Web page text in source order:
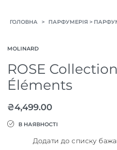
ГОЛОВНА > ПАРФУМЕРІЯ >
MOLINARD
ROSE
Éléments
₴4,499.00
В НАЯВНОСТІ
Додати до списку